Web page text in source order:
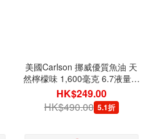
美國Carlson 挪威優質魚油 天
然檸檬味 1,600毫克 6.7液量盎
司 (200毫升)
HK$249.00
HK$490.00 5.1折